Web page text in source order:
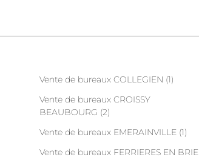
Grand Paris Express
ligne 15 Sud et de la ligne 16 du Grand Paris
la connectivité de Champs-sur-Marne. Acheter
de cette future valorisation.
votre patrimoine
des contraintes du bail commercial et de la
Vente de bureaux COLLEGIEN (1)
Vente de bureaux CROISSY
BEAUBOURG (2)
Vente de bureaux EMERAINVILLE (1)
Vente de bureaux FERRIERES EN BRIE